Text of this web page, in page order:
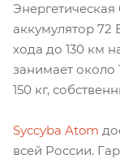
аккумулятор 72
хода до 130 км
занимает около
150 кг,
Syccyba Atom
всей России.